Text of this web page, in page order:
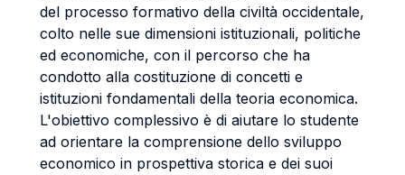
del processo formativo della civiltà occidentale,
colto nelle sue dimensioni istituzionali, politiche
ed economiche, con il percorso che ha
condotto alla costituzione di concetti e
istituzioni fondamentali della teoria economica.
L'obiettivo complessivo è di aiutare lo studente
ad orientare la comprensione dello sviluppo
economico in prospettiva storica e dei suoi